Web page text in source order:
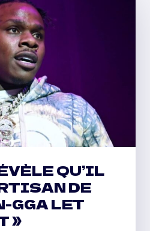
QU’IL
DE
GGA LET
»